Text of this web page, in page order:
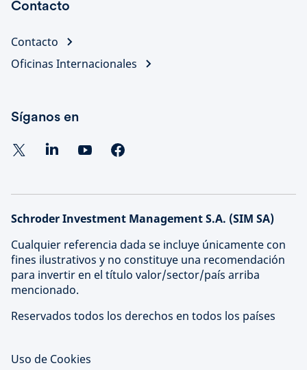
Contacto
Contacto
Oficinas Internacionales
Síganos en
Schroder Investment Management S.A. (SIM SA)
Cualquier referencia dada se incluye únicamente con
fines ilustrativos y no constituye una recomendación
para invertir en el título valor/sector/país arriba
mencionado.
Reservados todos los derechos en todos los países
Uso de Cookies